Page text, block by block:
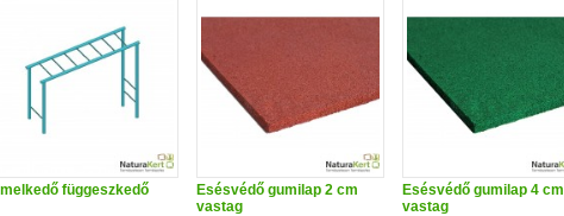
függeszkedő
Esésvédő gumilap 2 cm
vastag
Esésvédő gumilap 4 cm
vastag